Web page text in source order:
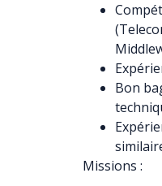
Bon
Missions :